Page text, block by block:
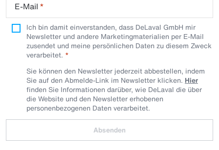
E-Mail *
Ich bin damit einverstanden, dass DeLaval GmbH mir
Newsletter und andere Marketingmaterialien per E-Mail
zusendet und meine persönlichen Daten zu diesem Zweck
verarbeitet.
Sie können den Newsletter jederzeit abbestellen, indem
Sie auf den Abmelde-Link im Newsletter klicken. Hier
finden Sie Informationen darüber, wie DeLaval die über
die Website und den Newsletter erhobenen
personenbezogenen Daten verarbeitet.
Absenden